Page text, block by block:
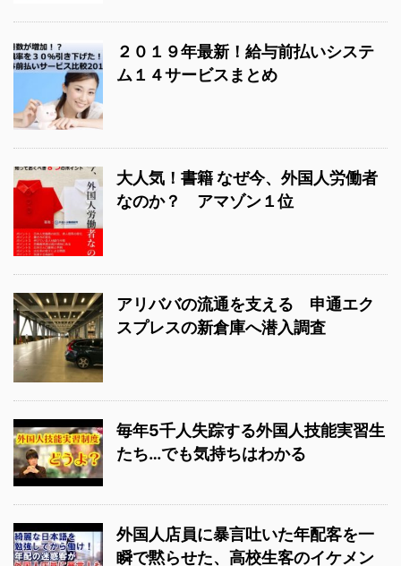
２０１９年最新！給与前払いシステ
ム１４サービスまとめ
大人気！書籍 なぜ今、外国人労働者
なのか？ アマゾン１位
アリババの流通を支える 申通エク
スプレスの新倉庫へ潜入調査
毎年5千人失踪する外国人技能実習生
たち…でも気持ちはわかる
外国人店員に暴言吐いた年配客を一
瞬で黙らせた、高校生客のイケメン